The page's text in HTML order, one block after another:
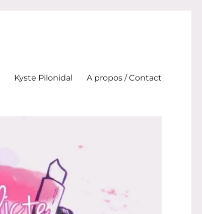
Kyste Pilonidal A propos / Contact